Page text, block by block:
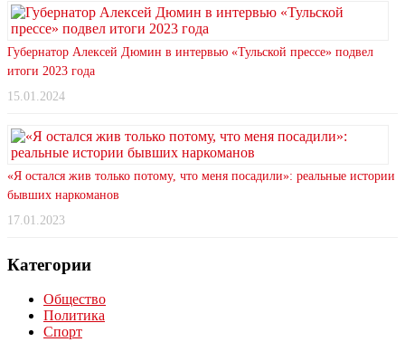
Губернатор Алексей Дюмин в интервью «Тульской прессе» подвел
итоги 2023 года
15.01.2024
«Я остался жив только потому, что меня посадили»: реальные истории
бывших наркоманов
17.01.2023
Категории
Общество
Политика
Спорт